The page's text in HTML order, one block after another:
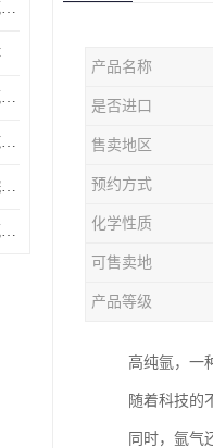
常州特种气体销售-特种钢瓶年检配件销售
商丘高纯氩气厂家-特种钢瓶年检配件销售
临汾高纯氦气销售-工业高纯氦气
宿迁高纯氦气配送-环氧乙烷灭菌剂
济宁高纯氦气厂家-特种钢瓶年检配件销售
产品名称
是否进口
售卖地区
预约方式
化学性质
可售卖地
产品等级
高纯氩，一
随着科技的
同时，氩气